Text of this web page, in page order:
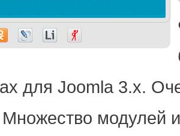
для Joomla 3.x.
Множество модулей